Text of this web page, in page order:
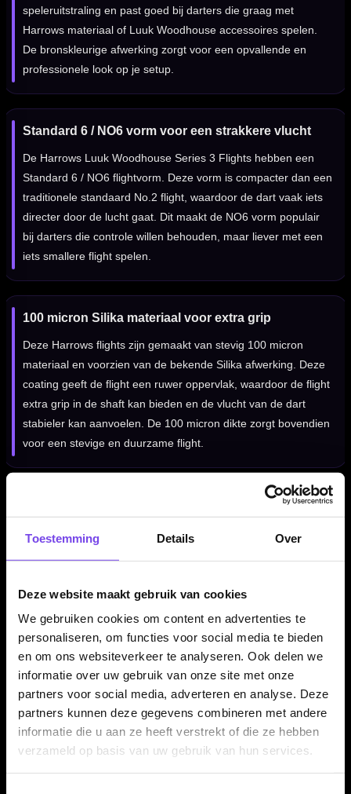
Toestemming Details Over
Deze website maakt gebruik van cookies
We gebruiken cookies om content en advertenties te
personaliseren, om functies voor social media te bieden
en om ons websiteverkeer te analyseren. Ook delen we
informatie over uw gebruik van onze site met onze
partners voor social media, adverteren en analyse. Deze
partners kunnen deze gegevens combineren met andere
informatie die u aan ze heeft verstrekt of die ze hebben
verzameld op basis van uw gebruik van hun services.
speleruitstraling en past goed bij darters die graag met
Harrows materiaal of Luuk Woodhouse accessoires spelen.
De bronskleurige afwerking zorgt voor een opvallende en
professionele look op je setup.
Standard 6 / NO6 vorm voor een strakkere vlucht
De Harrows Luuk Woodhouse Series 3 Flights hebben een
Standard 6 / NO6 flightvorm. Deze vorm is compacter dan een
traditionele standaard No.2 flight, waardoor de dart vaak iets
directer door de lucht gaat. Dit maakt de NO6 vorm populair
bij darters die controle willen behouden, maar liever met een
iets smallere flight spelen.
100 micron Silika materiaal voor extra grip
Deze Harrows flights zijn gemaakt van stevig 100 micron
materiaal en voorzien van de bekende Silika afwerking. Deze
coating geeft de flight een ruwer oppervlak, waardoor de flight
extra grip in de shaft kan bieden en de vlucht van de dart
stabieler kan aanvoelen. De 100 micron dikte zorgt bovendien
voor een stevige en duurzame flight.
Harrows Luuk Woodhouse Series 3 Flights NO6 per
set van 3 stuks
De Harrows Luuk Woodhouse Series 3 Flights NO6 worden
voorzien van stevige Harrows spelersflights met Silika coating.
Kenmerken van de Harrows Luuk Woodhouse Series 3
Flights NO6
✓
Originele Harrows dart flights
Luuk Woodhouse Series 3 spelersdesign